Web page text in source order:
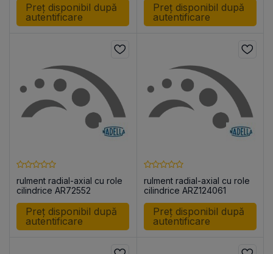
Preț disponibil după
autentificare
Preț disponibil după
autentificare
rulment radial-axial cu role
cilindrice AR72552
Preț disponibil după
autentificare
rulment radial-axial cu role
cilindrice ARZ124061
Preț disponibil după
autentificare